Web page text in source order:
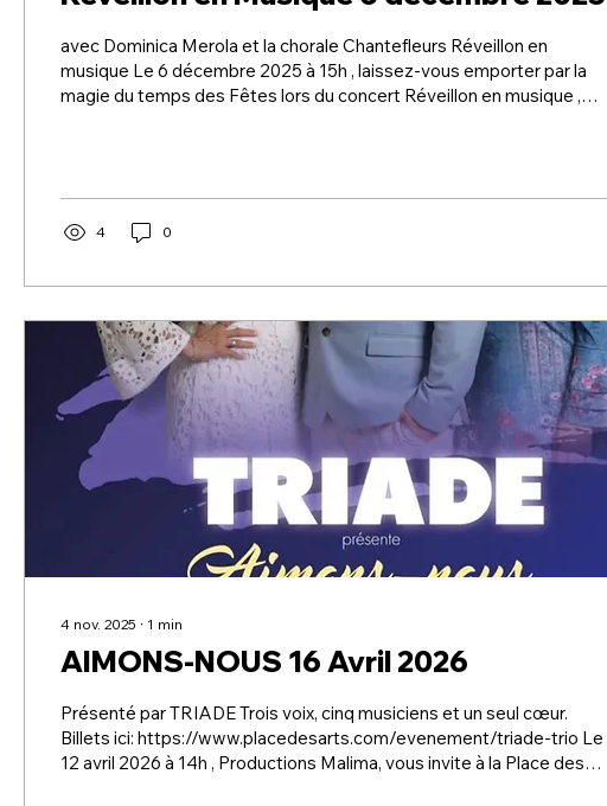
avec Dominica Merola et la chorale Chantefleurs Réveillon en
musique Le 6 décembre 2025 à 15h , laissez-vous emporter par la
magie du temps des Fêtes lors du concert Réveillon en musique ,
touchant, festif et lumineux. Au programme : des chants de Noël
4 0
4 nov. 2025 ∙ 1 min
AIMONS-NOUS 16 Avril 2026
Présenté par TRIADE Trois voix, cinq musiciens et un seul cœur.
Billets ici: https://www.placedesarts.com/evenement/triade-trio Le
12 avril 2026 à 14h , Productions Malima, vous invite à la Place des